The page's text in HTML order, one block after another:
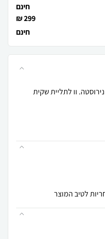
חינם
299 ₪
חינם
וו לתליית שקית